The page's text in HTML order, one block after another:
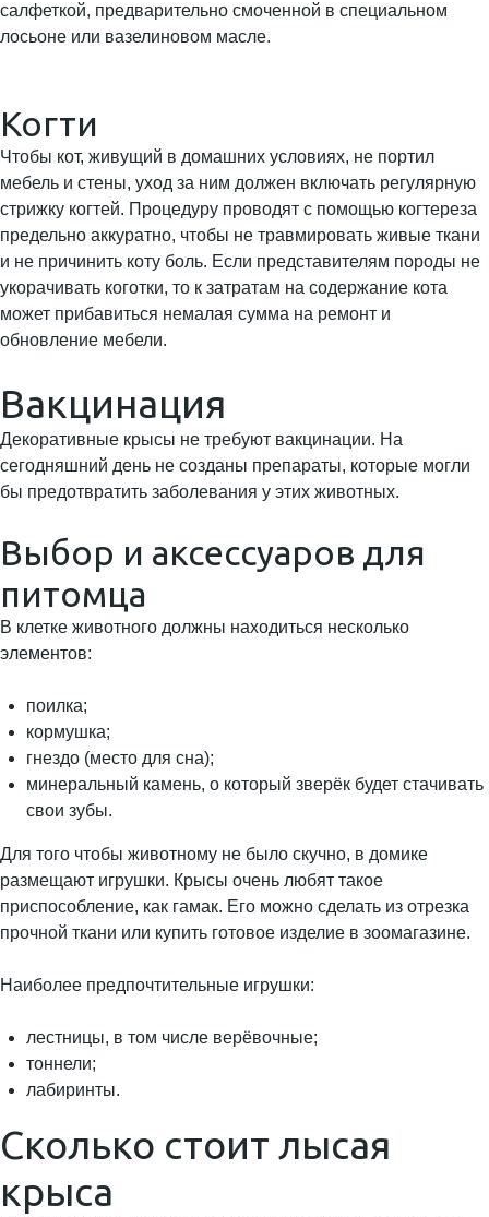
салфеткой, предварительно смоченной в специальном
лосьоне или вазелиновом масле.
Когти
Чтобы кот, живущий в домашних условиях, не портил
мебель и стены, уход за ним должен включать регулярную
стрижку когтей. Процедуру проводят с помощью когтереза
предельно аккуратно, чтобы не травмировать живые ткани
и не причинить коту боль. Если представителям породы не
укорачивать коготки, то к затратам на содержание кота
может прибавиться немалая сумма на ремонт и
обновление мебели.
Вакцинация
Декоративные крысы не требуют вакцинации. На
сегодняшний день не созданы препараты, которые могли
бы предотвратить заболевания у этих животных.
Выбор и аксессуаров для
питомца
В клетке животного должны находиться несколько
элементов:
поилка;
кормушка;
гнездо (место для сна);
минеральный камень, о который зверёк будет стачивать
свои зубы.
Для того чтобы животному не было скучно, в домике
размещают игрушки. Крысы очень любят такое
приспособление, как гамак. Его можно сделать из отрезка
прочной ткани или купить готовое изделие в зоомагазине.
Наиболее предпочтительные игрушки:
лестницы, в том числе верёвочные;
тоннели;
лабиринты.
Сколько стоит лысая
крыса